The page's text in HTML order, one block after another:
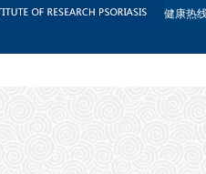
健康热